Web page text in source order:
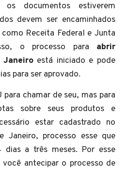
documentos estiverem
devem ser encaminhados
Receita Federal e Junta
o processo para abrir
Janeiroestá iniciado e pode
para ser aprovado.
para chamar de seu, mas para
sobre seus produtos e
estar cadastrado no
Janeiro, processo esse que
dias a três meses. Por esse
antecipar o processo de